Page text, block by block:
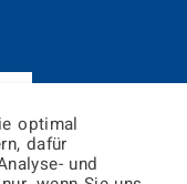
optimal
dafür
und